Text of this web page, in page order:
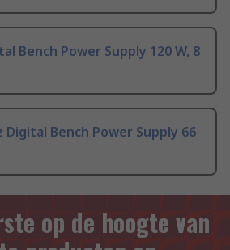
Bench Power Supply 120 W, 8
Digital Bench Power Supply 66
op de hoogte van